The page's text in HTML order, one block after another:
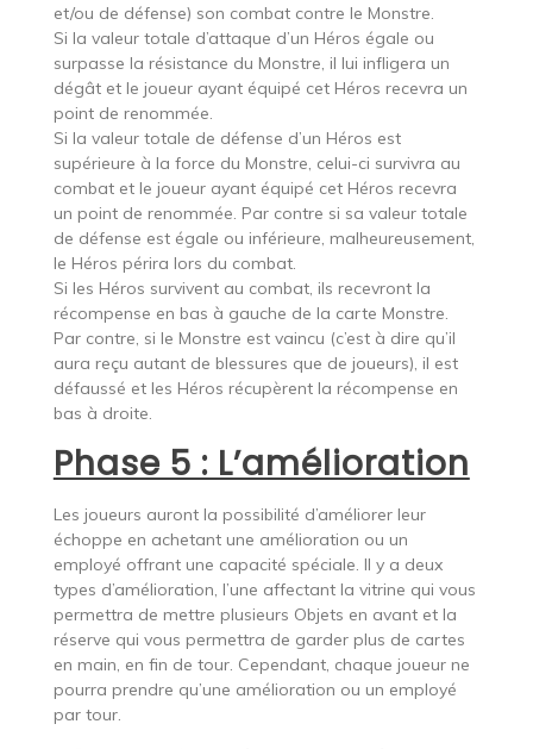
et/ou de défense) son combat contre le Monstre.
Si la valeur totale d’attaque d’un Héros égale ou
surpasse la résistance du Monstre, il lui infligera un
dégât et le joueur ayant équipé cet Héros recevra un
point de renommée.
Si la valeur totale de défense d’un Héros est
supérieure à la force du Monstre, celui-ci survivra au
combat et le joueur ayant équipé cet Héros recevra
un point de renommée. Par contre si sa valeur totale
de défense est égale ou inférieure, malheureusement,
le Héros périra lors du combat.
Si les Héros survivent au combat, ils recevront la
récompense en bas à gauche de la carte Monstre.
Par contre, si le Monstre est vaincu (c’est à dire qu’il
aura reçu autant de blessures que de joueurs), il est
défaussé et les Héros récupèrent la récompense en
bas à droite.
Phase 5 : L’amélioration
Les joueurs auront la possibilité d’améliorer leur
échoppe en achetant une amélioration ou un
employé offrant une capacité spéciale. Il y a deux
types d’amélioration, l’une affectant la vitrine qui vous
permettra de mettre plusieurs Objets en avant et la
réserve qui vous permettra de garder plus de cartes
en main, en fin de tour. Cependant, chaque joueur ne
pourra prendre qu’une amélioration ou un employé
par tour.